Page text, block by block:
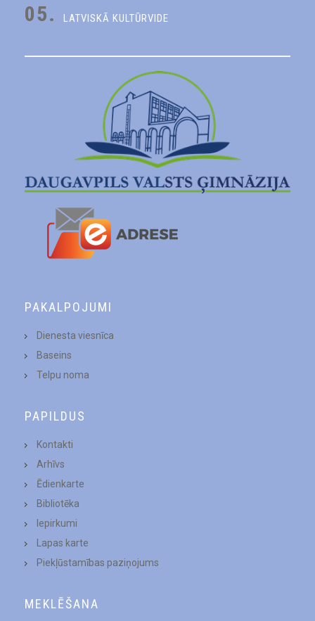
05. LATVISKĀ KULTŪRVIDE
PAKALPOJUMI
Dienesta viesnīca
Baseins
Telpu noma
PAPILDUS
Kontakti
Arhīvs
Ēdienkarte
Bibliotēka
Iepirkumi
Lapas karte
Piekļūstamības paziņojums
MEKLĒŠANA